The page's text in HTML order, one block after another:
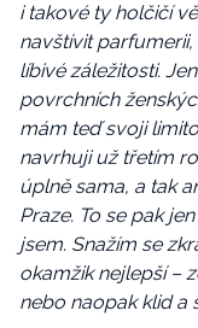
i takové ty holčičí
navštívit
líbivé záležitosti.
povrchních
mám teď svoji
navrhuji už třetím
úplně sama, a tak
Praze. To se pak
jsem. Snažím se
okamžik nejlepší –
nebo naopak klid a